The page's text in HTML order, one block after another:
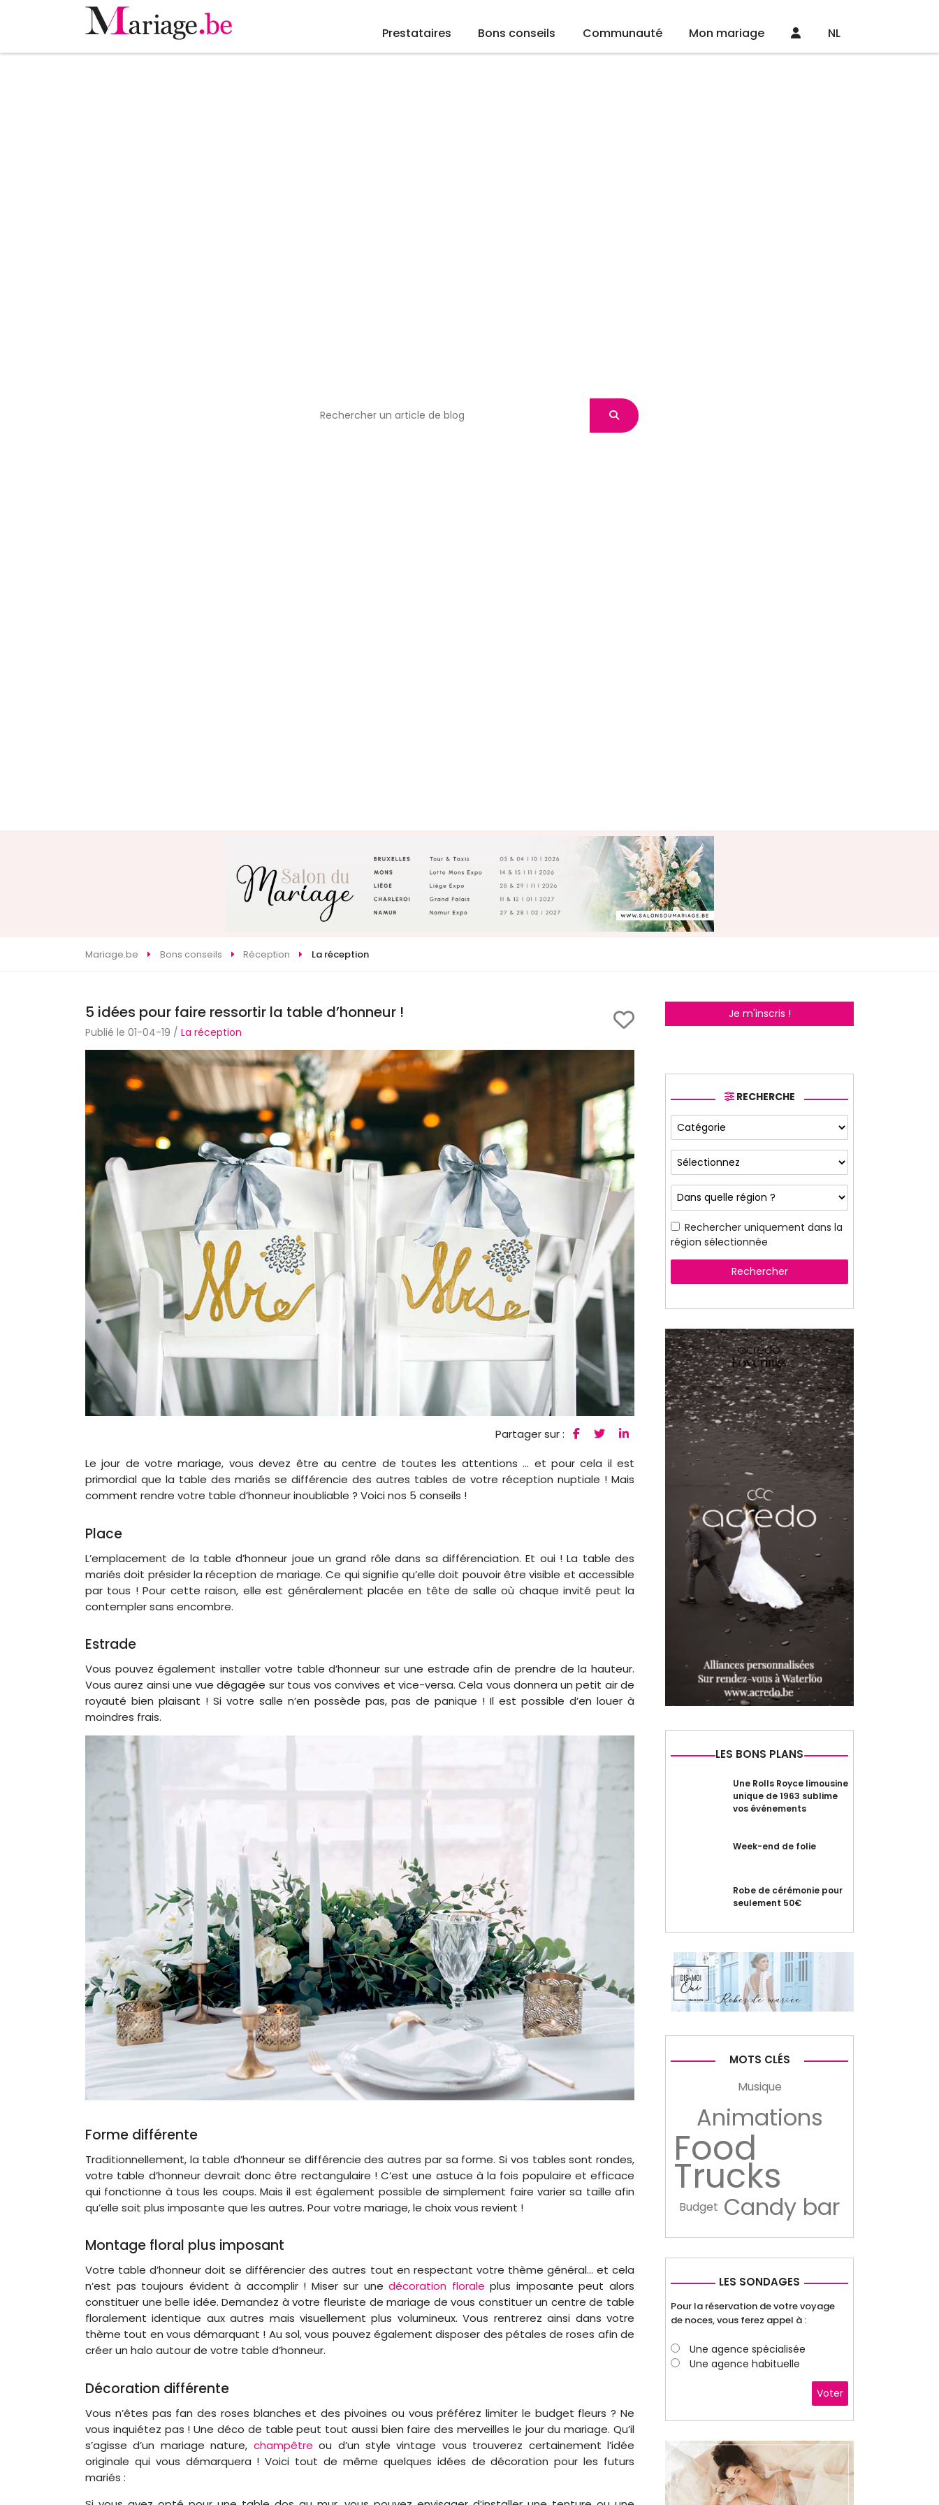
Prestataires Bons conseils Communauté Mon mariage NL
Mariage.be Bons conseils Réception La réception
5 idées pour faire ressortir la table d’honneur !
Publié le 01-04-19 / La réception
Partager sur :
Le jour de votre mariage, vous devez être au centre de toutes les attentions … et pour cela il est
primordial que la table des mariés se différencie des autres tables de votre réception nuptiale ! Mais
comment rendre votre table d’honneur inoubliable ? Voici nos 5 conseils !
Place
L’emplacement de la table d’honneur joue un grand rôle dans sa différenciation. Et oui ! La table des
mariés doit présider la réception de mariage. Ce qui signifie qu’elle doit pouvoir être visible et accessible
par tous ! Pour cette raison, elle est généralement placée en tête de salle où chaque invité peut la
contempler sans encombre.
Estrade
Vous pouvez également installer votre table d’honneur sur une estrade afin de prendre de la hauteur.
Vous aurez ainsi une vue dégagée sur tous vos convives et vice-versa. Cela vous donnera un petit air de
royauté bien plaisant ! Si votre salle n’en possède pas, pas de panique ! Il est possible d’en louer à
moindres frais.
Forme différente
Traditionnellement, la table d’honneur se différencie des autres par sa forme. Si vos tables sont rondes,
votre table d’honneur devrait donc être rectangulaire ! C’est une astuce à la fois populaire et efficace
qui fonctionne à tous les coups. Mais il est également possible de simplement faire varier sa taille afin
qu’elle soit plus imposante que les autres. Pour votre mariage, le choix vous revient !
Montage floral plus imposant
Votre table d’honneur doit se différencier des autres tout en respectant votre thème général… et cela
n’est pas toujours évident à accomplir ! Miser sur unedécoration florale plus imposante peut alors
constituer une belle idée. Demandez à votre fleuriste de mariage de vous constituer un centre de table
floralement identique aux autres mais visuellement plus volumineux. Vous rentrerez ainsi dans votre
thème tout en vous démarquant ! Au sol, vous pouvez également disposer des pétales de roses afin de
créer un halo autour de votre table d’honneur.
Décoration différente
Vous n’êtes pas fan des roses blanches et des pivoines ou vous préférez limiter le budget fleurs ? Ne
vous inquiétez pas ! Une déco de table peut tout aussi bien faire des merveilles le jour du mariage. Qu’il
s’agisse d’un mariage nature, champêtre ou d’un style vintage vous trouverez certainement l’idée
originale qui vous démarquera ! Voici tout de même quelques idées de décoration pour les futurs
mariés :
Je m'inscris !
RECHERCHE
Rechercher uniquement dans la
région sélectionnée
Rechercher
LES BONS PLANS
Une Rolls Royce limousine
unique de 1963 sublime
vos événements
Week-end de folie
Robe de cérémonie pour
seulement 50€
MOTS CLÉS
Musique
Animations
Food
Trucks
Budget Candy bar
LES SONDAGES
Pour la réservation de votre voyage
de noces, vous ferez appel à :
Une agence spécialisée
Une agence habituelle
Voter